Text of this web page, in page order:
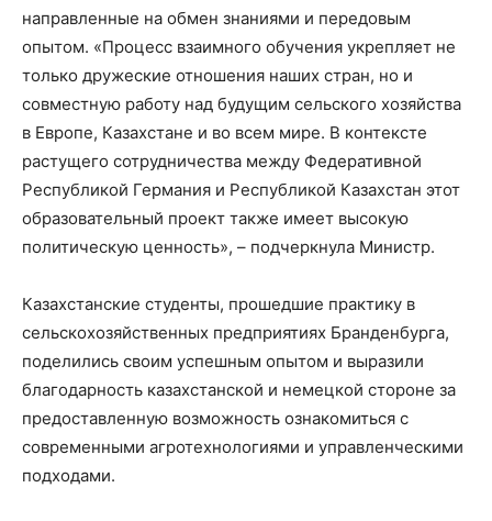
направленные на обмен знаниями и передовым
опытом. «Процесс взаимного обучения укрепляет не
только дружеские отношения наших стран, но и
совместную работу над будущим сельского хозяйства
в Европе, Казахстане и во всем мире. В контексте
растущего сотрудничества между Федеративной
Республикой Германия и Республикой Казахстан этот
образовательный проект также имеет высокую
политическую ценность», – подчеркнула Министр.
Казахстанские студенты, прошедшие практику в
сельскохозяйственных предприятиях Бранденбурга,
поделились своим успешным опытом и выразили
благодарность казахстанской и немецкой стороне за
предоставленную возможность ознакомиться с
современными агротехнологиями и управленческими
подходами.